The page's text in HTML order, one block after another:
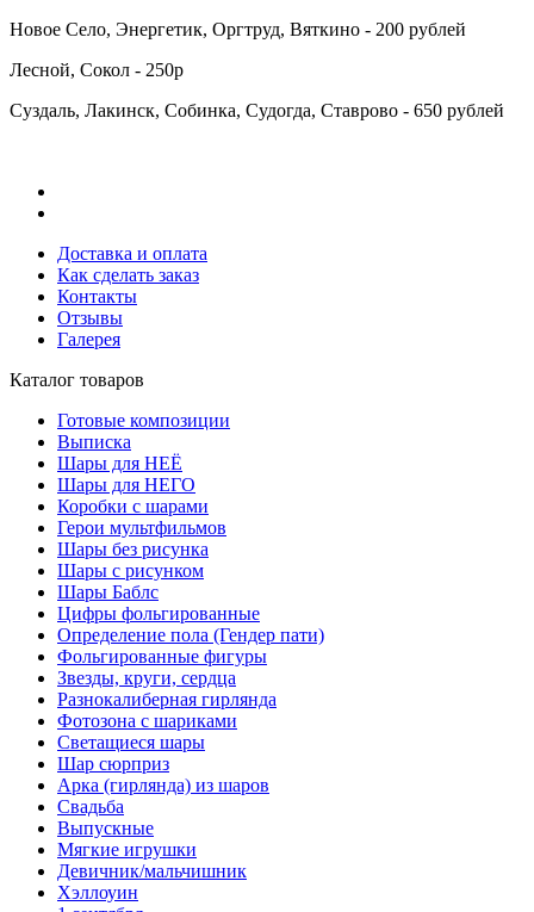
Новое Село, Энергетик, Оргтруд, Вяткино - 200 рублей
Лесной, Сокол - 250р
Суздаль, Лакинск, Собинка, Судогда, Ставрово - 650 рублей
Доставка и оплата
Как сделать заказ
Контакты
Отзывы
Галерея
Каталог товаров
Готовые композиции
Выписка
Шары для НЕЁ
Шары для НЕГО
Коробки с шарами
Герои мультфильмов
Шары без рисунка
Шары с рисунком
Шары Баблс
Цифры фольгированные
Определение пола (Гендер пати)
Фольгированные фигуры
Звезды, круги, сердца
Разнокалиберная гирлянда
Фотозона с шариками
Светащиеся шары
Шар сюрприз
Арка (гирлянда) из шаров
Свадьба
Выпускные
Мягкие игрушки
Девичник/мальчишник
Хэллоуин